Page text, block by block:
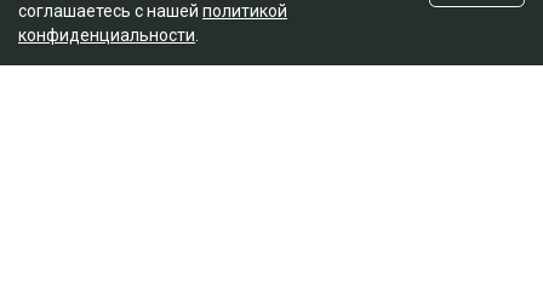
Мы в социальных сетях
соглашаетесь с нашей политикой
конфиденциальности